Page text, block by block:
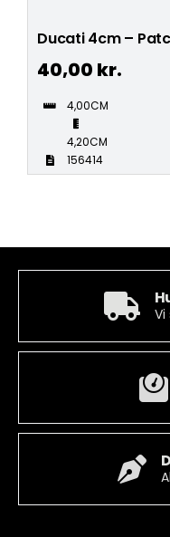
Ducati 4cm –
40,00 kr.
4,00CM
4,20CM
156414